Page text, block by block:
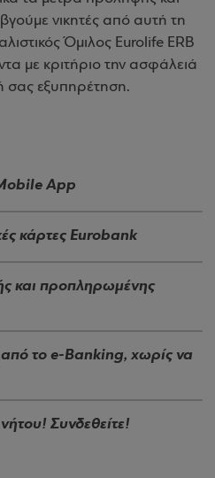
νικητές από αυτή τη
Όμιλος Eurolife ERB
με κριτήριο την ασφάλειά
σας εξυπηρέτηση.
App
κάρτες Eurobank
και προπληρωμένης
το e-Banking, χωρίς να
Συνδεθείτε!